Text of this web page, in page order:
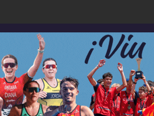
hasta la fecha